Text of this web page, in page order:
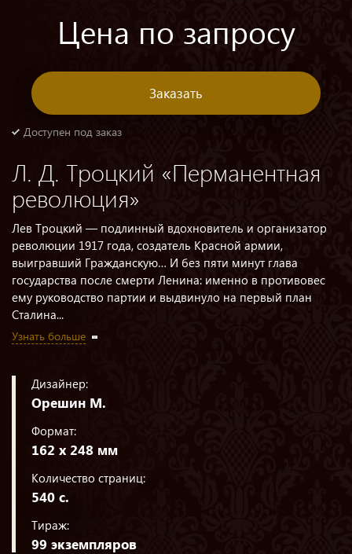
Доступен под заказ
Л. Д. Троцкий «Перманентная
революция»
Лев Троцкий — подлинный вдохновитель и организатор
революции 1917 года, создатель Красной армии,
выигравший Гражданскую… И без пяти минут глава
государства после смерти Ленина: именно в противовес
ему руководство партии и выдвинуло на первый план
Сталина...
Узнать больше
Цена по запросу
Заказать
Дизайнер:
Орешин М.
Формат:
162 х 248 мм
Количество страниц:
540 с.
Тираж:
99 экземпляров